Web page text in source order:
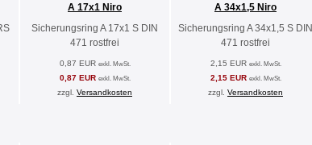
A 17x1 Niro
Sicherungsring A 17x1 S DIN
471 rostfrei
0,87 EUR exkl. MwSt.
0,87 EUR exkl. MwSt.
zzgl. Versandkosten
A 34x1,5 Niro
Sicherungsring A 34x1,5 S DIN
471 rostfrei
2,15 EUR exkl. MwSt.
2,15 EUR exkl. MwSt.
zzgl. Versandkosten